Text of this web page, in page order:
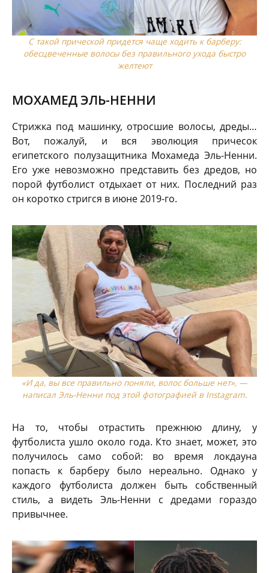
С такой прической придется чаще ходить к барберу:
обесцвеченные волосы без правильного ухода быстро
желтеют
МОХАМЕД ЭЛЬ-НЕННИ
Стрижка под машинку, отросшие волосы, дреды…
Вот, пожалуй, и вся эволюция причесок
египетского полузащитника Мохамеда Эль-Ненни.
Его уже невозможно представить без дредов, но
порой футболист отдыхает от них. Последний раз
он коротко стригся в июне 2019-го.
«И да, вы все правильно поняли, волос больше нет», —
написал Эль-Ненни под этой фотографией в Instagram.
На то, чтобы отрастить прежнюю длину, у
футболиста ушло около года. Кто знает, может, это
получилось само собой: во время локдауна
попасть к барберу было нереально. Однако у
каждого футболиста должен быть собственный
стиль, а видеть Эль-Ненни с дредами гораздо
привычнее.